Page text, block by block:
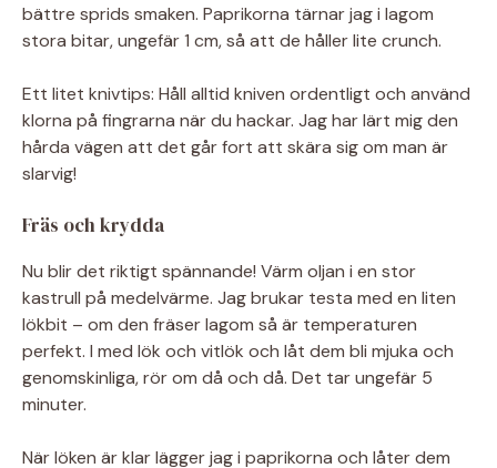
bättre sprids smaken. Paprikorna tärnar jag i lagom
stora bitar, ungefär 1 cm, så att de håller lite crunch.
Ett litet knivtips: Håll alltid kniven ordentligt och använd
klorna på fingrarna när du hackar. Jag har lärt mig den
hårda vägen att det går fort att skära sig om man är
slarvig!
Fräs och krydda
Nu blir det riktigt spännande! Värm oljan i en stor
kastrull på medelvärme. Jag brukar testa med en liten
lökbit – om den fräser lagom så är temperaturen
perfekt. I med lök och vitlök och låt dem bli mjuka och
genomskinliga, rör om då och då. Det tar ungefär 5
minuter.
När löken är klar lägger jag i paprikorna och låter dem